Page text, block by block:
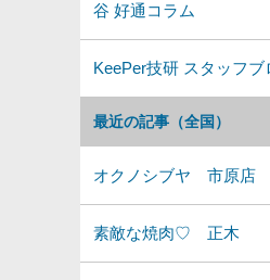
最近の記事（全国）
オクノシブヤ 市原店
素敵な焼肉♡ 正木
谷 好通コラム
KeePer技研 スタッフブ